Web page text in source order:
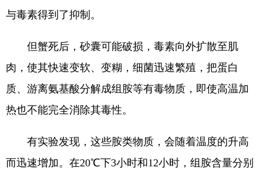
与毒素得到了抑制。
但蟹死后，砂囊可能破损，毒素向外扩散至肌
肉，使其快速变软、变糊，细菌迅速繁殖，把蛋白
质、游离氨基酸分解成组胺等有毒物质，即使高温加
热也不能完全消除其毒性。
有实验发现，这些胺类物质，会随着温度的升高
而迅速增加。在20℃下3小时和12小时，组胺含量分别